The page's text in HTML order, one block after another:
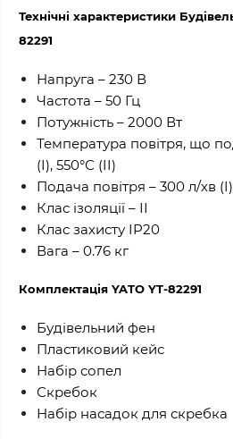
Технічні характеристики
82291
Напруга – 230 В
Частота – 50 Гц
Потужність – 2000 Вт
Температура повітря, що
(I), 550°С (II)
Подача повітря – 300 л/хв
Клас ізоляції – ІІ
Клас захисту IP20
Вага – 0.76 кг
Комплектація YATO YT-82291
Будівельний фен
Пластиковий кейс
Набір сопел
Скребок
Набір насадок для скребка